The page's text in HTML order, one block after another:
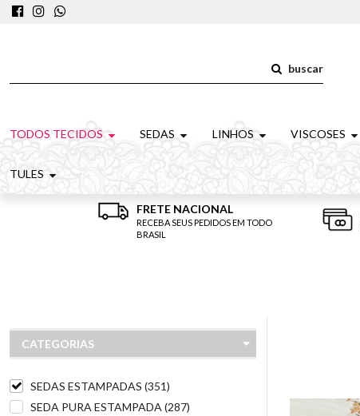
buscar
TODOS TECIDOS SEDAS LINHOS VISCOSES
TULES
FRETE NACIONAL
RECEBA SEUS PEDIDOS EM TODO
BRASIL
CATEGORIAS
SEDAS ESTAMPADAS (351)
SEDA PURA ESTAMPADA (287)